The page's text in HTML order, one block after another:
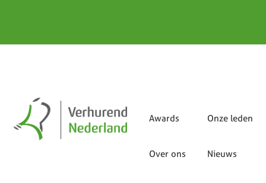
Awards
Over ons
Onze leden
Nieuws